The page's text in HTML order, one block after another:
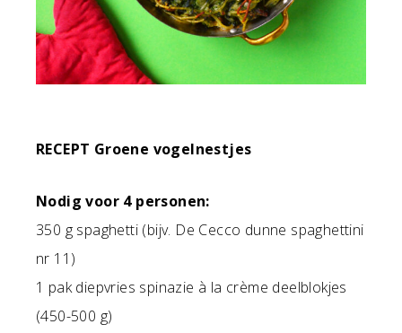
RECEPT Groene vogelnestjes
Nodig voor 4 personen:
350 g spaghetti (bijv. De Cecco dunne spaghettini
nr 11)
1 pak diepvries spinazie à la crème deelblokjes
(450-500 g)